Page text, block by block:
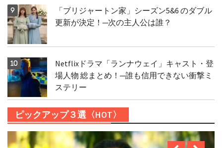
「ブリジャートン家」シーズン5&6 のダブル
更新が決定！─次の主人公は誰？
Netflixドラマ「ランナウェイ」キャスト・登
場人物 総まとめ！─誰も信用できない衝撃ミ
ステリー
ピックアップ３選〈HOT〉